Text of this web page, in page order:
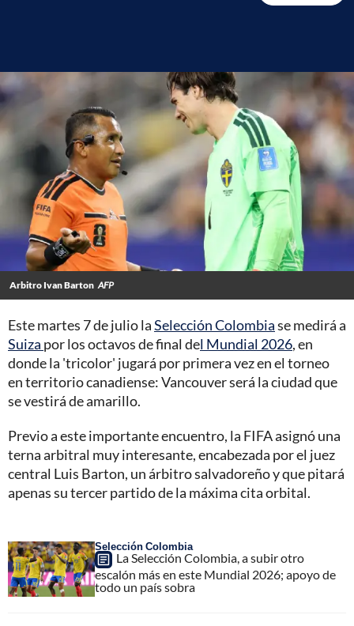
Arbitro Ivan Barton AFP
Este martes 7 de julio laSelección Colombiase medirá a
Suiza por los octavos de final del Mundial 2026, en
donde la 'tricolor' jugará por primera vez en el torneo
en territorio canadiense: Vancouver será la ciudad que
se vestirá de amarillo.
Previo a este importante encuentro, la FIFA asignó una
terna arbitral muy interesante, encabezada por el juez
central Luis Barton, un árbitro salvadoreño y que pitará
apenas su tercer partido de la máxima cita orbital.
Selección Colombia
La Selección Colombia, a subir otro
escalón más en este Mundial 2026; apoyo de
todo un país sobra